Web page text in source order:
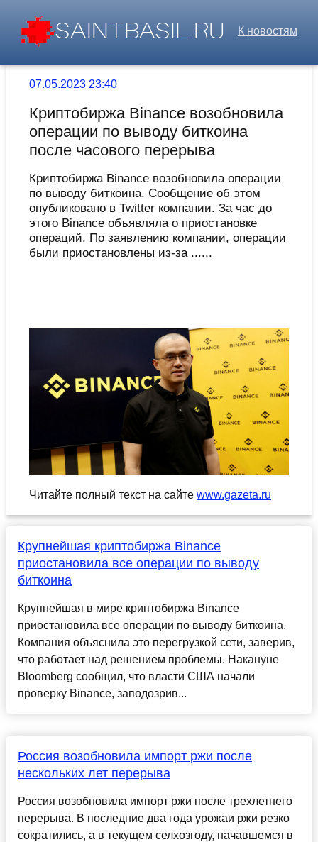
К новостям
07.05.2023 23:40
Криптобиржа Binance возобновила
операции по выводу биткоина
после часового перерыва
Криптобиржа Binance возобновила операции
по выводу биткоина. Сообщение об этом
опубликовано в Twitter компании. За час до
этого Binance объявляла о приостановке
операций. По заявлению компании, операции
были приостановлены из-за ......
Читайте полный текст на сайте www.gazeta.ru
Крупнейшая криптобиржа Binance
приостановила все операции по выводу
биткоина
Крупнейшая в мире криптобиржа Binance
приостановила все операции по выводу биткоина.
Компания объяснила это перегрузкой сети, заверив,
что работает над решением проблемы. Накануне
Bloomberg сообщил, что власти США начали
проверку Binance, заподозрив...
Россия возобновила импорт ржи после
нескольких лет перерыва
Россия возобновила импорт ржи после трехлетнего
перерыва. В последние два года урожаи ржи резко
сократились, а в текущем селхозгоду, начавшемся в